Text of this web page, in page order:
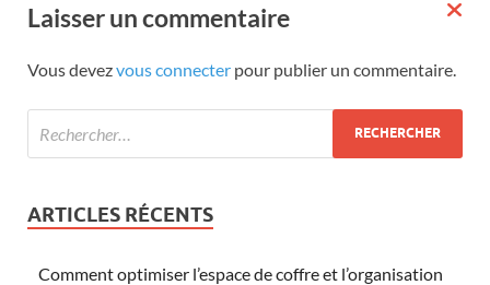
Laisser un commentaire
Vous devezvous connecter pour publier un commentaire.
ARTICLES RÉCENTS
Comment optimiser l’espace de coffre et l’organisation